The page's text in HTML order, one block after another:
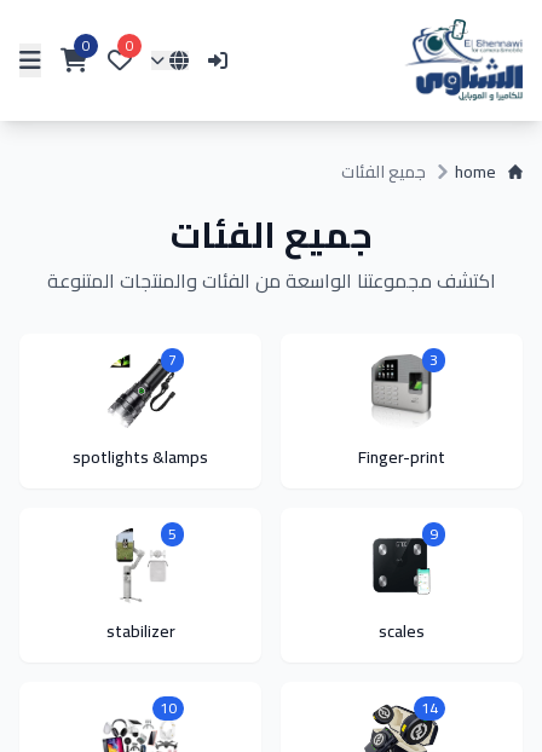
0
0
home جميع الفئات
جميع الفئات
اكتشف مجموعتنا الواسعة من الفئات والمنتجات المتنوعة
3
Finger-print
7
spotlights &lamps
9
scales
5
stabilizer
14
10